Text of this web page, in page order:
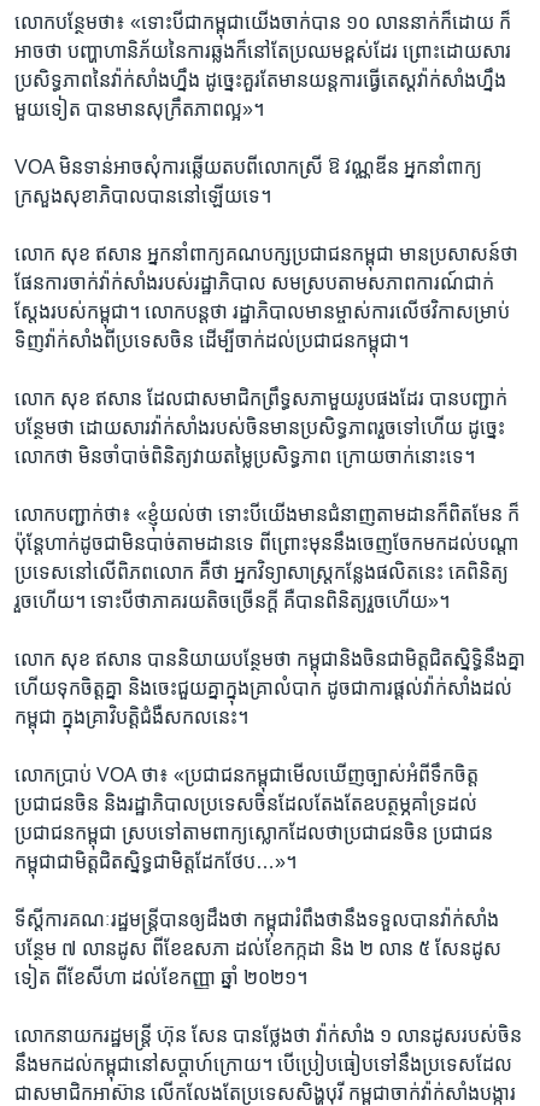
លោក​បន្ថែម​ថា​៖ «ទោះ​បី​ជា​កម្ពុជា​យើង​ចាក់​បាន ​១០ ​លាន​នាក់​ក៏​ដោយ ក៏​
អាច​ថា ​បញ្ហា​ហានិភ័យ​នៃ​ការ​ឆ្លង​ក៏​នៅ​តែ​ប្រឈម​ខ្ពស់​ដែរ ព្រោះ​ដោយសារ​
ប្រសិទ្ធភាព​នៃ​វ៉ាក់សាំង​ហ្នឹង ដូច្នេះ​គួរ​តែ​មាន​យន្តការ​ធ្វើ​តេស្ត​វ៉ាក់សាំង​ហ្នឹង​
មួយ​ទៀត បាន​មាន​សុក្រឹត​ភាព​ល្អ»។
VOA មិន​ទាន់​អាច​សុំ​ការ​ឆ្លើយ​តប​ពី​លោកស្រី ឱ វណ្ណឌីន អ្នក​នាំពាក្យ​
ក្រសួង​សុខាភិបាល​បាន​នៅ​ឡើយ​ទេ។
លោក សុខ ឥសាន អ្នក​នាំ​ពាក្យ​គណបក្ស​ប្រជាជន​កម្ពុជា មាន​ប្រសាសន៍​ថា ​
ផែនការ​ចាក់​វ៉ាក់សាំង​របស់​រដ្ឋាភិបាល សមស្រប​តាម​សភាពការណ៍​ជាក់
ស្តែង​របស់​កម្ពុជា។ លោក​បន្ត​ថា ​រដ្ឋាភិបាល​មាន​ម្ចាស់​ការ​លើ​ថវិកា​សម្រាប់​
ទិញ​វ៉ាក់សាំង​ពី​ប្រទេស​ចិន ដើម្បី​ចាក់​ដល់​ប្រជាជន​កម្ពុជា។
លោក សុខ ឥសាន ដែល​ជា​សមាជិក​ព្រឹទ្ធសភា​មួយ​រូប​ផង​ដែរ បានបញ្ជាក់
បន្ថែម​ថា ​ដោយ​សារ​វ៉ាក់​សាំង​របស់​ចិន​មាន​ប្រសិទ្ធភាព​រួច​ទៅ​ហើយ ដូច្នេះ​
លោក​ថា ​មិន​ចាំ​បាច់​ពិនិត្យ​វាយ​តម្លៃប្រសិទ្ធភាព ក្រោយចាក់​នោះ​ទេ។
លោក​បញ្ជាក់​ថា៖ «ខ្ញុំ​យល់​ថា ​ទោះ​បី​យើង​មាន​ជំនាញ​តាម​ដាន​ក៏​ពិត​មែន ក៏​
ប៉ុន្តែ​ហាក់​ដូច​ជា​មិន​បាច់​តាម​ដាន​ទេ ពី​ព្រោះ​មុន​នឹង​ចេញ​ចែកមក​ដល់​បណ្តា​
ប្រទេស​នៅលើពិភព​លោក ​គឺ​ថា ​អ្នក​វិទ្យាសាស្រ្ត​កន្លែង​ផលិត​នេះ គេ​ពិនិត្យ​
រួច​ហើយ។ ទោះ​បី​ថាភាគ​រយ​តិច​ច្រើន​ក្តី គឺ​បាន​ពិនិត្យ​រួច​ហើយ»។
លោក សុខ ឥសាន បាននិយាយបន្ថែម​ថា​ កម្ពុជា​និង​ចិន​ជា​មិត្ត​ជិតស្និទ្ធិ​នឹង​គ្នា​
ហើយ​ទុកចិត្ត​គ្នា និង​ចេះ​ជួយ​គ្នា​ក្នុង​គ្រា​លំបាក ដូច​ជា​ការ​ផ្តល់​វ៉ាក់សាំង​ដល់​
កម្ពុជា ​ក្នុង​គ្រាវិបត្តិ​ជំងឺ​សកល​នេះ។
លោក​ប្រាប់​ VOA ​ថា៖ «ប្រជាជន​កម្ពុជា​មើល​ឃើញ​ច្បាស់​អំពី​ទឹក​ចិត្ត
ប្រជាជន​ចិន និង​រដ្ឋាភិបាល​ប្រទេស​ចិន​ដែល​តែង​តែ​ឧបត្ថម្ភ​គាំទ្រដល់​
ប្រជាជន​កម្ពុជា ស្រប​ទៅ​តាម​ពាក្យ​ស្លោក​ដែល​ថា​ប្រជាជន​ចិន ប្រជា​ជន​
កម្ពុជា​ជាមិត្ត​ជិត​ស្និទ្ធ​ជា​មិត្ត​ដែក​ថែប​…»។
ទីស្តី​ការគណៈ​រដ្ឋមន្ត្រី​បាន​ឲ្យ​ដឹង​ថា​ កម្ពុជា​រំពឹង​ថា​នឹង​ទទួល​បាន​វ៉ាក់សាំង​
បន្ថែម​ ៧ លាន​ដូស ពី​ខែ​ឧសភា​ ដល់​ខែកក្កដា ​និង​ ២​ លាន ​៥ ​សែន​ដូស​
ទៀត ពី​ខែ​សីហា ​ដល់ខែកញ្ញា ឆ្នាំ​ ២០២១។
លោក​នាយក​រដ្ឋមន្រ្តី​ ហ៊ុន សែន​ បាន​ថ្លែង​ថា ​វ៉ាក់សាំង​ ១ លាន​ដូសរបស់​ចិន​
នឹង​មក​ដល់​កម្ពុជា​នៅ​សប្តាហ៍​ក្រោយ។ បើ​ប្រៀបធៀប​ទៅ​នឹង​ប្រទេស​ដែល​
ជា​សមាជិក​អាស៊ាន លើក​លែង​តែ​ប្រទេស​សិង្ហបុរី កម្ពុជា​ចាក់​វ៉ាក់​សាំង​បង្ការ​